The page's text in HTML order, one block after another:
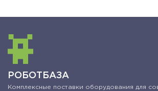
РОБОТБАЗА
Комплексные поставки оборудования для